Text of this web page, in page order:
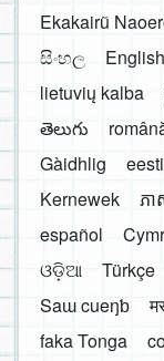
Ekakairũ
සිංහල
English
lietuvių kalba
తెలుగు
Gàidhlig
eesti
Kernewek
ភា
español
ଓଡ଼ିଆ
Türkçe
Saɯ cueŋƅ
faka Tonga